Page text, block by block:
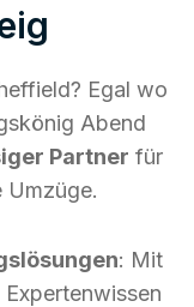
Egal wo
Abend
Partner für
Umzüge.
: Mit